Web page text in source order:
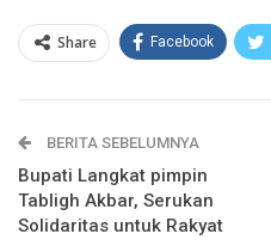
Share Facebook
BERITA SEBELUMNYA
Bupati Langkat pimpin
Tabligh Akbar, Serukan
Solidaritas untuk Rakyat